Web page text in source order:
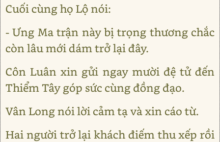
Cuối cùng họ Lộ nói:
- Ưng Ma trận này bị trọng thương chắc
còn lâu mới dám trở lại đây.
Côn Luân xin gửi ngay mười đệ tử đến
Thiểm Tây góp sức cùng đồng đạo.
Vân Long nói lời cảm tạ và xin cáo từ.
Hai người trở lại khách điếm thu xếp rồi